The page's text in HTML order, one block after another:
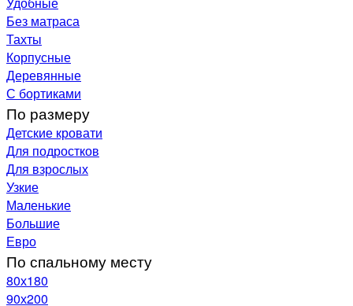
Без матраса
Тахты
Корпусные
Деревянные
С бортиками
По размеру
Детские кровати
Для подростков
Для взрослых
Узкие
Маленькие
Большие
Евро
По спальному месту
80х180
90х200